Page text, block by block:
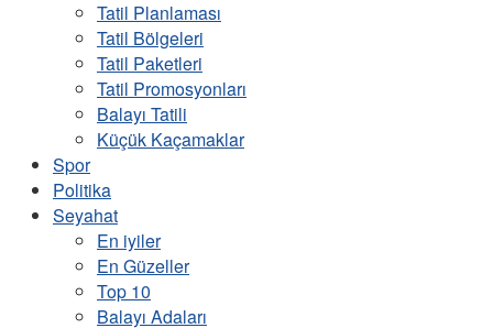
Tatil Planlaması
Tatil Bölgeleri
Tatil Paketleri
Tatil Promosyonları
Balayı Tatili
Küçük Kaçamaklar
Spor
Politika
Seyahat
En iyiler
En Güzeller
Top 10
Balayı Adaları